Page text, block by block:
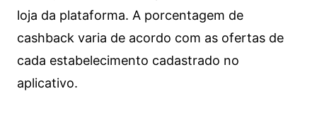
loja da plataforma. A porcentagem de
cashback varia de acordo com as ofertas de
cada estabelecimento cadastrado no
aplicativo.